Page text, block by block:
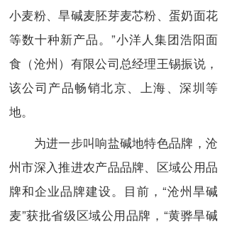
小麦粉、旱碱麦胚芽麦芯粉、蛋奶面花
等数十种新产品。”小洋人集团浩阳面
食（沧州）有限公司总经理王锡振说，
该公司产品畅销北京、上海、深圳等
地。
为进一步叫响盐碱地特色品牌，沧
州市深入推进农产品品牌、区域公用品
牌和企业品牌建设。目前，“沧州旱碱
麦”获批省级区域公用品牌，“黄骅旱碱